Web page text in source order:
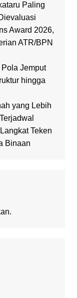
Paling
Award 2026,
ATR/BPN
Jemput
hingga
yang Lebih
Teken
Binaan